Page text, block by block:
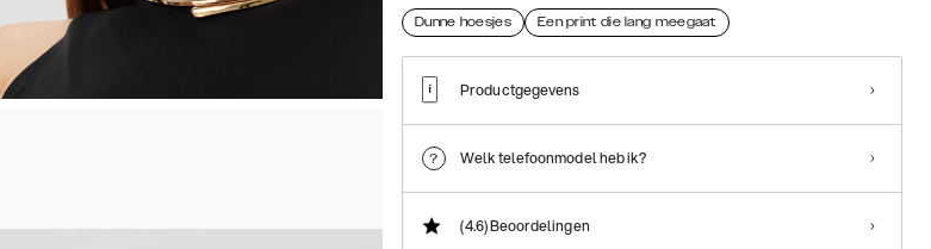
Dunne hoesjes Een print die lang meegaat
Productgegevens
Welk telefoonmodel heb ik?
(4.6)Beoordelingen